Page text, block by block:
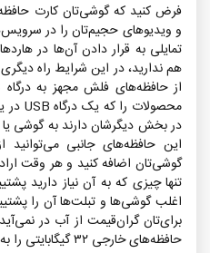
فرض کنید که گوشی‌تان کارت
و ویدیوهای حجیم‌تان را در
تمایلی به قرار دادن آن‌ها در
هم ندارید، در این شرایط راه
ازحافظه‌های فلش مجهز به درگاه microUSB
در بخش دیگرشان دارند به گوشی
گوشی‌تان اضافه کنید و هر وقت
اغلب گوشی‌ها و تبلت‌ها آن را
برای‌تان گران‌قیمت از آب در
حافظه‌های خارجی ۳۲ گیگابایتی
را به قیمت